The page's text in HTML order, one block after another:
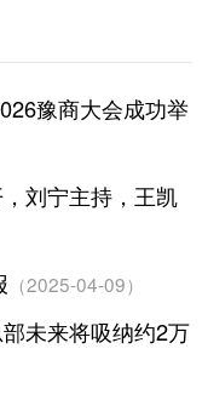
豫商大会成功举
刘宁主持，王凯
（2025-04-09）
未来将吸纳约2万